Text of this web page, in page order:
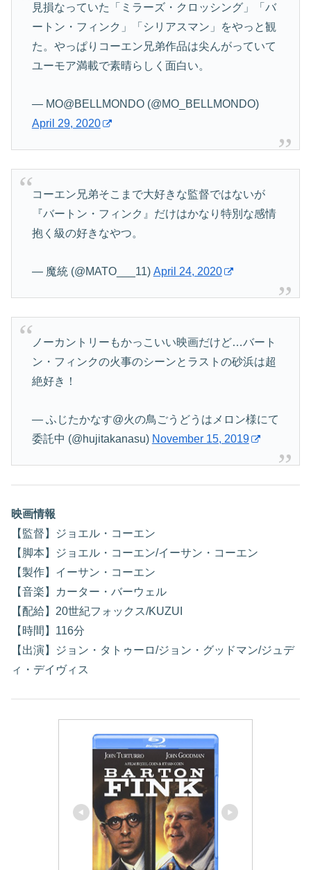
見損なっていた「ミラーズ・クロッシング」「バ
ートン・フィンク」「シリアスマン」をやっと観
た。やっぱりコーエン兄弟作品は尖んがっていて
ユーモア満載で素晴らしく面白い。
— MO@BELLMONDO (@MO_BELLMONDO)
April 29, 2020
コーエン兄弟そこまで大好きな監督ではないが
『バートン・フィンク』だけはかなり特別な感情
抱く級の好きなやつ。
— 魔統 (@MATO___11) April 24, 2020
ノーカントリーもかっこいい映画だけど…バート
ン・フィンクの火事のシーンとラストの砂浜は超
絶好き！
— ふじたかなす@火の鳥ごうどうはメロン様にて
委託中 (@hujitakanasu) November 15, 2019
映画情報
【監督】ジョエル・コーエン
【脚本】ジョエル・コーエン/イーサン・コーエン
【製作】イーサン・コーエン
【音楽】カーター・バーウェル
【配給】20世紀フォックス/KUZUI
【時間】116分
【出演】ジョン・タトゥーロ/ジョン・グッドマン/ジュデ
ィ・デイヴィス